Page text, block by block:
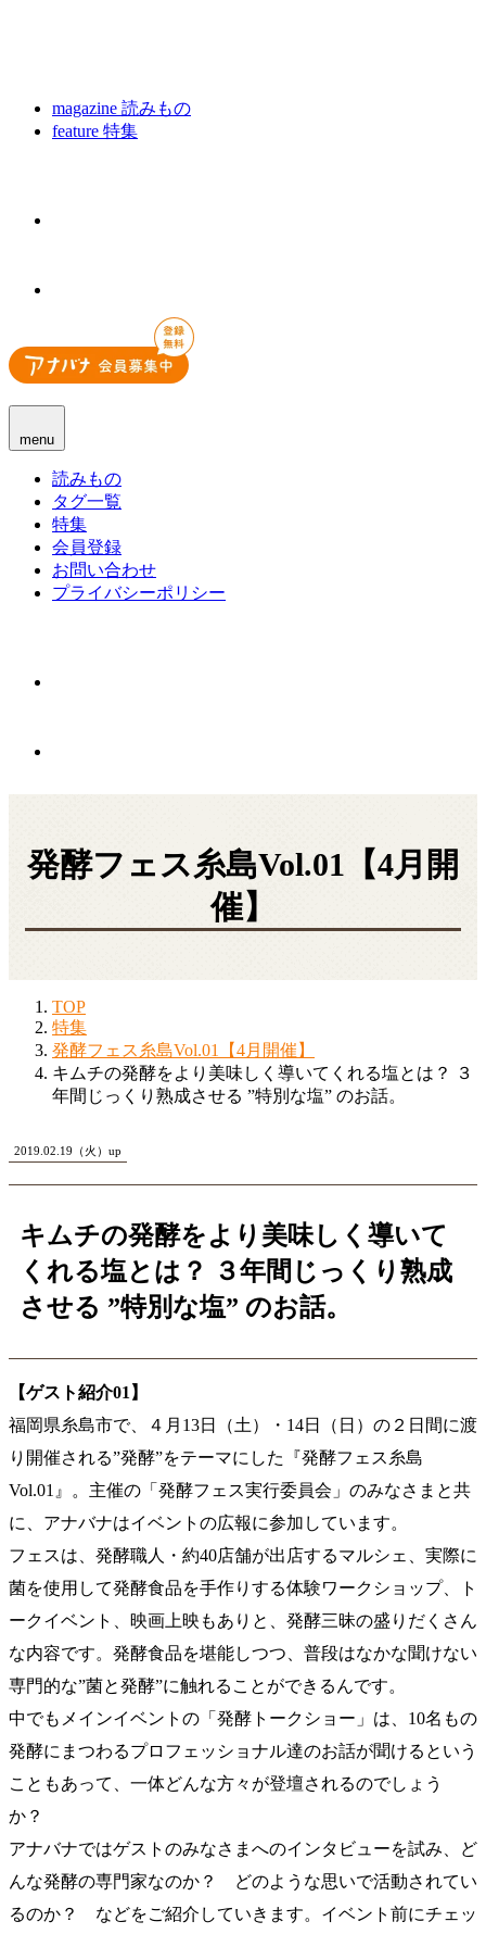
magazine 読みもの
feature 特集
menu
読みもの
タグ一覧
特集
会員登録
お問い合わせ
プライバシーポリシー
発酵フェス糸島Vol.01【4月開
催】
TOP
特集
発酵フェス糸島Vol.01【4月開催】
キムチの発酵をより美味しく導いてくれる塩とは？ ３
年間じっくり熟成させる ”特別な塩” のお話。
2019.02.19（火）up
キムチの発酵をより美味しく導いて
くれる塩とは？ ３年間じっくり熟成
させる ”特別な塩” のお話。
【ゲスト紹介01】
福岡県糸島市で、４月13日（土）・14日（日）の２日間に渡
り開催される”発酵”をテーマにした『発酵フェス糸島
Vol.01』。主催の「発酵フェス実行委員会」のみなさまと共
に、アナバナはイベントの広報に参加しています。
フェスは、発酵職人・約40店舗が出店するマルシェ、実際に
菌を使用して発酵食品を手作りする体験ワークショップ、ト
ークイベント、映画上映もありと、発酵三昧の盛りだくさん
な内容です。発酵食品を堪能しつつ、普段はなかな聞けない
専門的な”菌と発酵”に触れることができるんです。
中でもメインイベントの「発酵トークショー」は、10名もの
発酵にまつわるプロフェッショナル達のお話が聞けるという
こともあって、一体どんな方々が登壇されるのでしょう
か？
アナバナではゲストのみなさまへのインタビューを試み、ど
んな発酵の専門家なのか？ どのような思いで活動されてい
るのか？ などをご紹介していきます。イベント前にチェッ